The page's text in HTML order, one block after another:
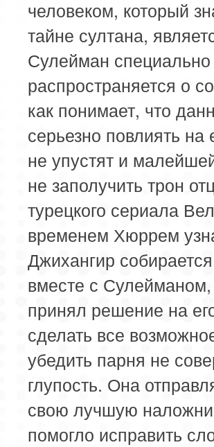
человеком, который
тайне султана,
Сулейман
распространяется о
как понимает, что
серьезно повлиять
не упустят и
не заполучить трон
турецкого сериала
временем Хюррем
Джихангир
вместе с
принял решение на
сделать все
убедить парня не
глупость. Она
свою лучшую
помогло исправить